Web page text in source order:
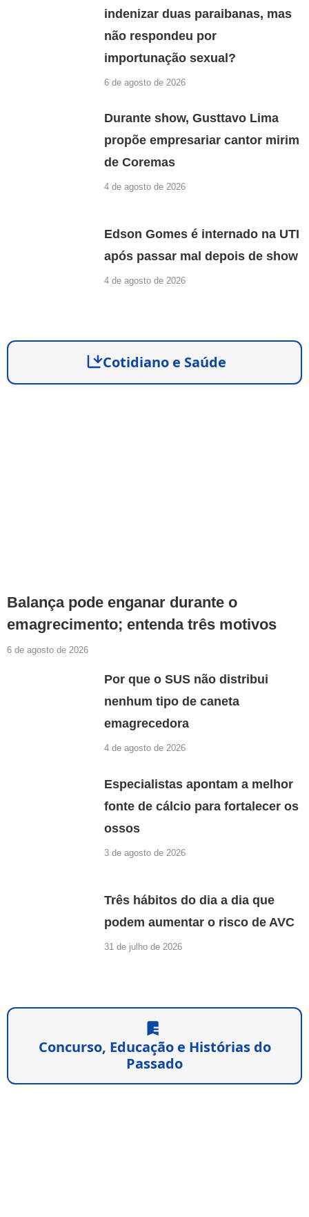
indenizar duas paraibanas, mas
não respondeu por
importunação sexual?
6 de agosto de 2026
Durante show, Gusttavo Lima
propõe empresariar cantor mirim
de Coremas
4 de agosto de 2026
Edson Gomes é internado na UTI
após passar mal depois de show
4 de agosto de 2026
Cotidiano e Saúde
Balança pode enganar durante o
emagrecimento; entenda três motivos
6 de agosto de 2026
Por que o SUS não distribui
nenhum tipo de caneta
emagrecedora
4 de agosto de 2026
Especialistas apontam a melhor
fonte de cálcio para fortalecer os
ossos
3 de agosto de 2026
Três hábitos do dia a dia que
podem aumentar o risco de AVC
31 de julho de 2026
Concurso, Educação e Histórias do
Passado